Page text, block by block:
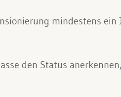
mindestens ein
den Status